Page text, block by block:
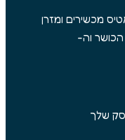
מכשירים ומזרן
וה-
שלך